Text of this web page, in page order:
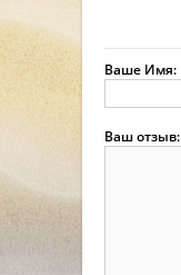
Ваше Имя:
Ваш отзыв: